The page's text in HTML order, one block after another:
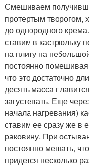
Смешиваем
протертым творогом,
до однородного
ставим в кастрюльку
на плиту на
постоянно
что это достаточно
десять масса
загустевать. Еще
начала нагревания)
ставим ее сразу же в
раковину. При
постоянно мешать,
придется несколько